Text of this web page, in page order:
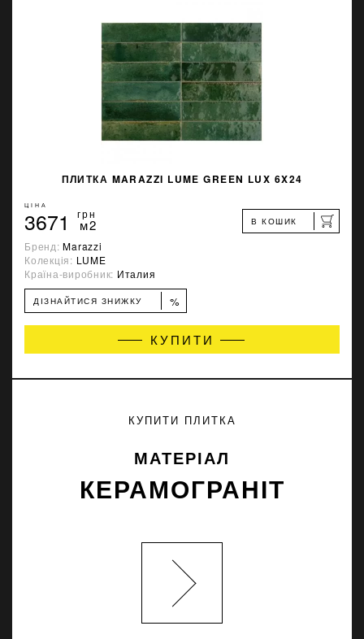
ПЛИТКА MARAZZI LUME GREEN LUX 6X24
ЦІНА
3671 грн
м2 В КОШИК
Бренд:Marazzi
Колекція: LUME
Країна-виробник: Италия
ДІЗНАЙТИСЯ ЗНИЖКУ %
КУПИТИ
КУПИТИ ПЛИТКА
МАТЕРІАЛ
КЕРАМОГРАНІТ